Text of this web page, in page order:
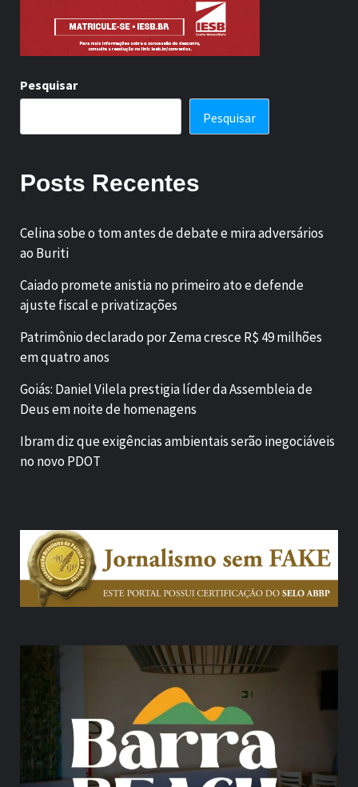
Pesquisar
Pesquisar
Posts Recentes
Celina sobe o tom antes de debate e mira adversários
ao Buriti
Caiado promete anistia no primeiro ato e defende
ajuste fiscal e privatizações
Patrimônio declarado por Zema cresce R$ 49 milhões
em quatro anos
Goiás: Daniel Vilela prestigia líder da Assembleia de
Deus em noite de homenagens
Ibram diz que exigências ambientais serão inegociáveis
no novo PDOT